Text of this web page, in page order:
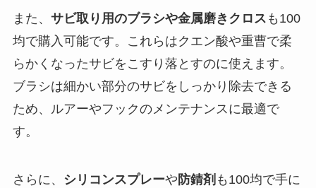
また、 サビ取り用のブラシや金属磨きクロス も100
均で購入可能です。これらはクエン酸や重曹で柔
らかくなったサビをこすり落とすのに使えます。
ブラシは細かい部分のサビをしっかり除去できる
ため、ルアーやフックのメンテナンスに最適で
す。
さらに、 シリコンスプレーや 防錆剤 も100均で手に